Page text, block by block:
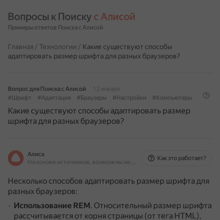
Вопросы к Поиску с Алисой
Примеры ответов Поиска с Алисой
Главная / Технологии / Какие существуют способы
адаптировать размер шрифта для разных браузеров?
Вопрос для Поиска с Алисой
12 января
#Шрифт
#Адаптация #Браузеры #Настройки #Компьютеры
Какие существуют способы адаптировать размер
шрифта для разных браузеров?
Алиса
На основе источников, возможны неточности
Как это работает?
Несколько способов адаптировать размер шрифта для
разных браузеров:
Использование REM. Относительный размер шрифта
рассчитывается от корня страницы (от тега HTML),